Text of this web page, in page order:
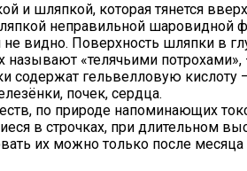
и шляпкой, которая тянется
неправильной шаровидной
видно. Поверхность шляпки в
«телячьими потрохами»,
содержат гельвелловую
почек, сердца.
по природе напоминающих
в строчках, при длительном
их можно только после